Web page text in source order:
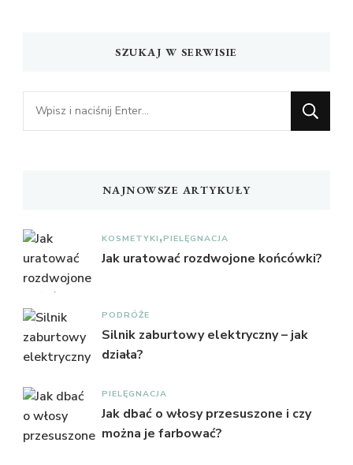
SZUKAJ W SERWISIE
Szukasz
czegoś?
NAJNOWSZE ARTYKUŁY
KOSMETYKI PIELĘGNACJA
Jak uratować rozdwojone końcówki?
PODRÓŻE
Silnik zaburtowy elektryczny – jak
działa?
PIELĘGNACJA
Jak dbać o włosy przesuszone i czy
można je farbować?